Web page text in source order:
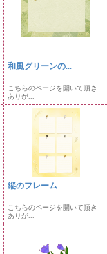
和風グリーンの...
こちらのページを開いて頂き
ありが...
縦のフレーム
こちらのページを開いて頂き
ありが...